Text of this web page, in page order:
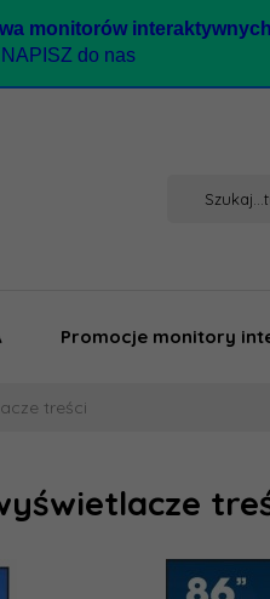
monitorów
NAPISZ do nas
Promocje monitory
treści